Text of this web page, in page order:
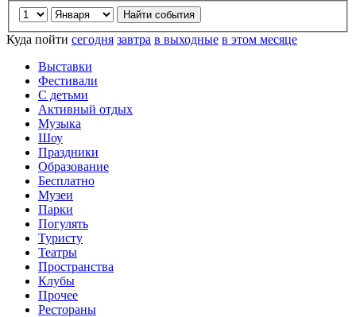
Куда пойти сегодня завтра в выходные в этом месяце
Выставки
Фестивали
С детьми
Активный отдых
Музыка
Шоу
Праздники
Образование
Бесплатно
Музеи
Парки
Погулять
Туристу
Театры
Пространства
Клубы
Прочее
Рестораны